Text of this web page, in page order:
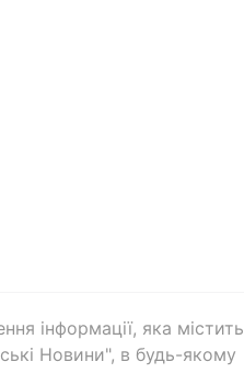
інформації, яка містить
Новини", в будь-якому